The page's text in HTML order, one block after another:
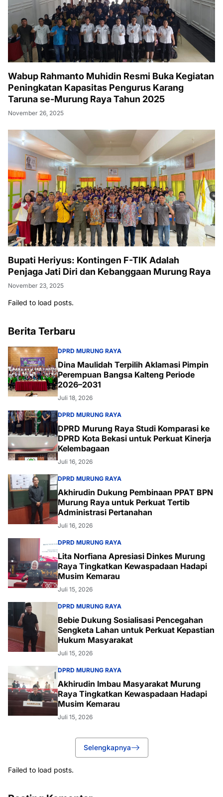
Wabup Rahmanto Muhidin Resmi Buka Kegiatan
Peningkatan Kapasitas Pengurus Karang
Taruna se-Murung Raya Tahun 2025
November 26, 2025
Bupati Heriyus: Kontingen F-TIK Adalah
Penjaga Jati Diri dan Kebanggaan Murung Raya
November 23, 2025
Failed to load posts.
Berita Terbaru
DPRD MURUNG RAYA
Dina Maulidah Terpilih Aklamasi Pimpin
Perempuan Bangsa Kalteng Periode
2026–2031
Juli 18, 2026
DPRD MURUNG RAYA
DPRD Murung Raya Studi Komparasi ke
DPRD Kota Bekasi untuk Perkuat Kinerja
Kelembagaan
Juli 16, 2026
DPRD MURUNG RAYA
Akhirudin Dukung Pembinaan PPAT BPN
Murung Raya untuk Perkuat Tertib
Administrasi Pertanahan
Juli 16, 2026
DPRD MURUNG RAYA
Lita Norfiana Apresiasi Dinkes Murung
Raya Tingkatkan Kewaspadaan Hadapi
Musim Kemarau
Juli 15, 2026
DPRD MURUNG RAYA
Bebie Dukung Sosialisasi Pencegahan
Sengketa Lahan untuk Perkuat Kepastian
Hukum Masyarakat
Juli 15, 2026
DPRD MURUNG RAYA
Akhirudin Imbau Masyarakat Murung
Raya Tingkatkan Kewaspadaan Hadapi
Musim Kemarau
Juli 15, 2026
Selengkapnya
Failed to load posts.